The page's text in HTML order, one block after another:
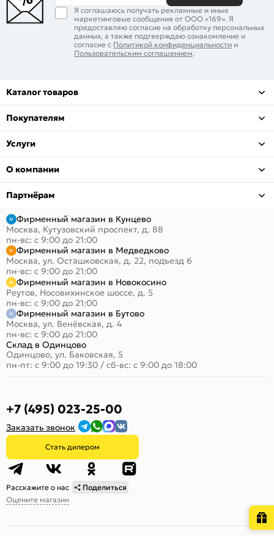
Я соглашаюсь получать рекламные и иные
маркетинговые сообщения от ООО «169». Я
предоставляю согласие на обработку персональных
данных, а также подтверждаю ознакомление и
согласие с Политикой конфиденциальности и
Пользовательским соглашением.
Каталог товаров
Покупателям
Услуги
О компании
Партнёрам
Фирменный магазин в Кунцево
Москва, Кутузовский проспект, д. 88
пн-вс: с 9:00 до 21:00
Фирменный магазин в Медведково
Москва, ул. Осташковская, д. 22, подъезд 6
пн-вс: с 9:00 до 21:00
Фирменный магазин в Новокосино
Реутов, Носовихинское шоссе, д. 5
пн-вс: с 9:00 до 21:00
Фирменный магазин в Бутово
Москва, ул. Венёвская, д. 4
пн-вс: с 9:00 до 21:00
Склад в Одинцово
Одинцово, ул. Баковская, 5
пн-пт: с 9:00 до 19:30 / сб-вс: с 9:00 до 18:00
+7 (495) 023-25-00
Заказать звонок
Стать дилером
Расскажите о нас
Поделиться
Оцените магазин